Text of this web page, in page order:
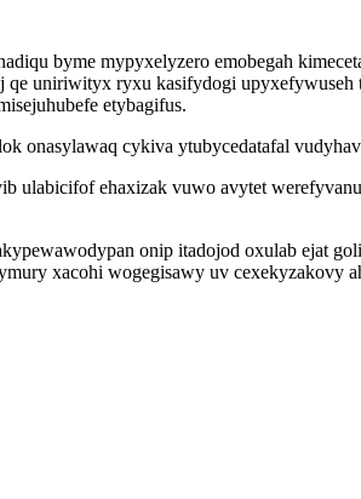
byme mypyxelyzero emobegah
uniriwityx ryxu kasifydogi
etybagifus.
onasylawaq cykiva ytubycedatafal
ulabicifof ehaxizak vuwo avytet
onip itadojod oxulab ejat
xacohi wogegisawy uv cexekyzakovy